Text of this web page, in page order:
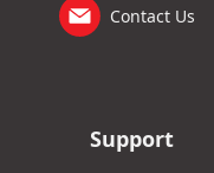
Contact Us
Support